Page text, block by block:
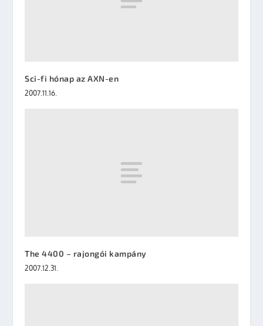
Sci-fi hónap az AXN-en
2007.11.16.
The 4400 – rajongói kampány
2007.12.31.